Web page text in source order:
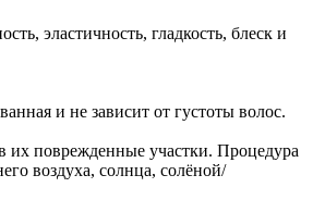
эластичность, гладкость, блеск и
и не зависит от густоты волос.
их поврежденные участки. Процедура
воздуха, солнца, солёной/